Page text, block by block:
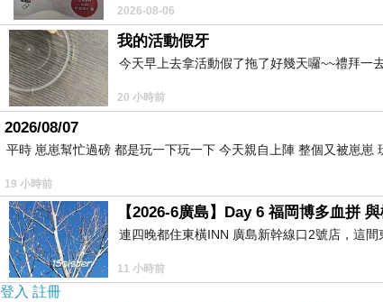
2026-08-06
我的活動假牙
今天早上去拿活動假了拖了好幾天囉~~禮拜一
20 小時前
2026/08/07
平時 崽崽幫忙過磅 都是玩一下玩一下 今天親自上陣 整個又被崽
19 小時前
【2026-6廣島】Day 6 福岡博多血拼
連四晚都住東橫INN 廣島新幹線口2號店，這
11 小時前
登入 註冊